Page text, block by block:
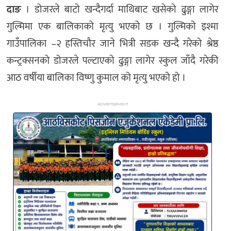
दाङ। डोजरले बाटो खन्दैगर्दा माथिबाट खसेको ढुङ्गा लागेर
गुल्मिमा एक बालिकाको मृत्यु भएको छ । गुल्मिको इश्मा
गाउँपालिका –२ हस्तिचौर जाने भित्री सडक खन्दै गरेको श्रेष्ठ
कन्ट्रक्सनको डोजरले पल्टाएको ढुङ्गा लागेर स्कुल जाँदै गरेकी
आठ वर्षीया बालिका विष्णु कुमाल को मृत्यु भएको हो ।
ADVERTISEMENT